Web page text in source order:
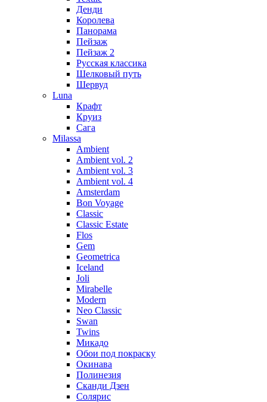
Денди
Королева
Панорама
Пейзаж
Пейзаж 2
Русская классика
Шелковый путь
Шервуд
Luna
Крафт
Круиз
Сага
Milassa
Ambient
Ambient vol. 2
Ambient vol. 3
Ambient vol. 4
Amsterdam
Bon Voyage
Classic
Classic Estate
Flos
Gem
Geometrica
Iceland
Joli
Mirabelle
Modern
Neo Classic
Swan
Twins
Микадо
Обои под покраску
Окинава
Полинезия
Сканди Дзен
Солярис